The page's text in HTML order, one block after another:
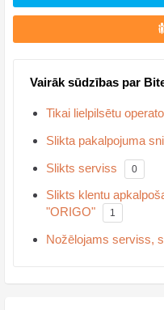
Vairāk sūdzības par
Tikai lielpilsētu
Slikta pakalpojuma
Slikts serviss 0
Slikts klentu
"ORIGO"
1
Nožēlojams serviss,